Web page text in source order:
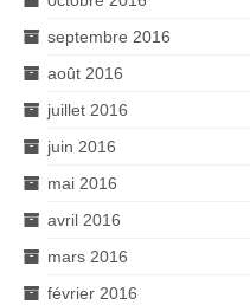
septembre 2016
août 2016
juillet 2016
juin 2016
mai 2016
avril 2016
mars 2016
février 2016